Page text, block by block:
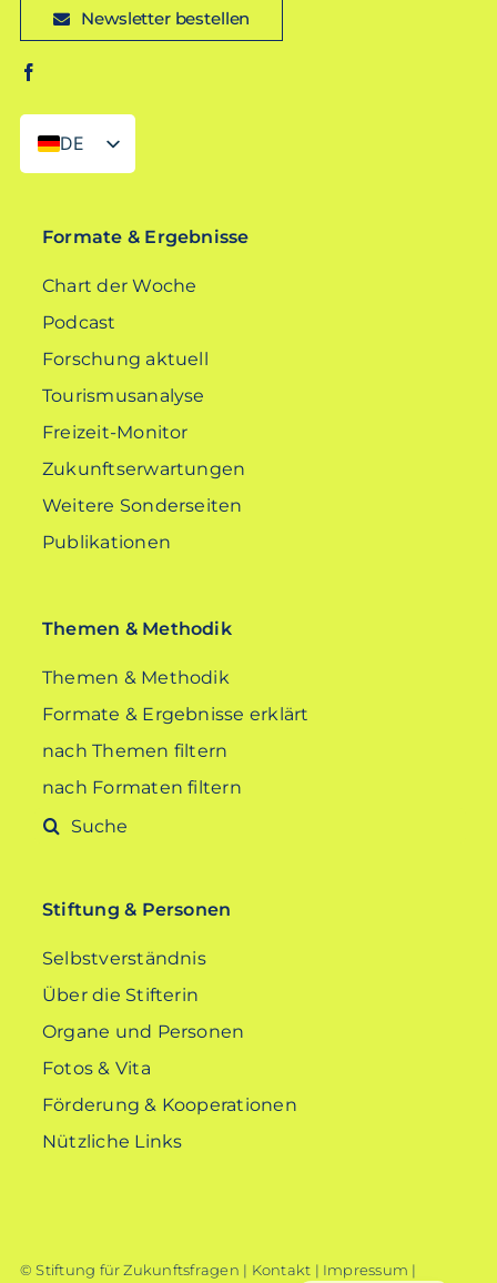
Newsletter bestellen
DE
EN
Formate & Ergebnisse
Chart der Woche
Podcast
Forschung aktuell
Tourismusanalyse
Freizeit-Monitor
Zukunftserwartungen
Weitere Sonderseiten
Publikationen
Themen & Methodik
Themen & Methodik
Formate & Ergebnisse erklärt
nach Themen filtern
nach Formaten filtern
Suche
Stiftung & Personen
Selbstverständnis
Über die Stifterin
Organe und Personen
Fotos & Vita
Förderung & Kooperationen
Nützliche Links
© Stiftung für Zukunftsfragen | Kontakt | Impressum |